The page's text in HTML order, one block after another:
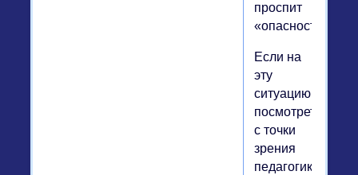
проспит
«опасность».
Если на
эту
ситуацию
посмотреть
с точки
зрения
педагогики,